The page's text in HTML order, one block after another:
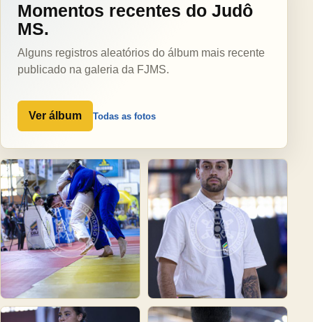
Momentos recentes do Judô
MS.
Alguns registros aleatórios do álbum mais recente
publicado na galeria da FJMS.
Ver álbum Todas as fotos